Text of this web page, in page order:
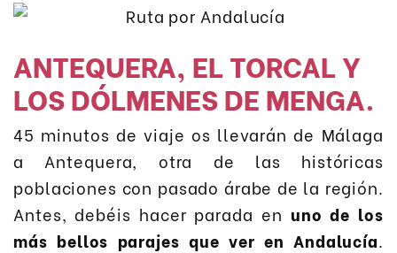
ANTEQUERA, EL TORCAL Y
LOS DÓLMENES DE MENGA.
45 minutos de viaje os llevarán de Málaga
a Antequera, otra de las históricas
poblaciones con pasado árabe de la región.
Antes, debéis hacer parada en uno de los
más bellos parajes que ver en Andalucía.